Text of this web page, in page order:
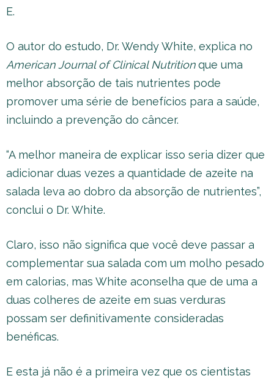
E.
O autor do estudo, Dr. Wendy White, explica no
American Journal of Clinical Nutritionque uma
melhor absorção de tais nutrientes pode
promover uma série de benefícios para a saúde,
incluindo a prevenção do câncer.
“A melhor maneira de explicar isso seria dizer que
adicionar duas vezes a quantidade de azeite na
salada leva ao dobro da absorção de nutrientes”,
conclui o Dr. White.
Claro, isso não significa que você deve passar a
complementar sua salada com um molho pesado
em calorias, mas White aconselha que de uma a
duas colheres de azeite em suas verduras
possam ser definitivamente consideradas
benéficas.
E esta já não é a primeira vez que os cientistas